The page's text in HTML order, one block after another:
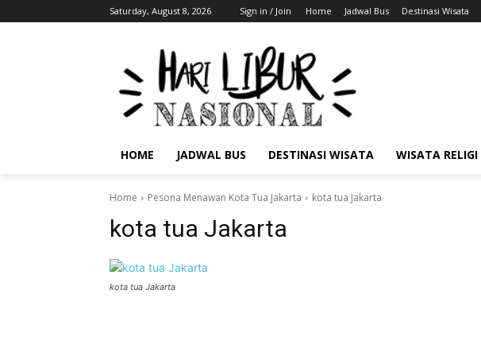
Saturday, August 8, 2026 Sign in / Join Home Jadwal Bus Destinasi Wisata
HOME JADWAL BUS DESTINASI WISATA WISATA RELIGI
Home Pesona Menawan Kota Tua Jakarta kota tua Jakarta
kota tua Jakarta
kota tua Jakarta